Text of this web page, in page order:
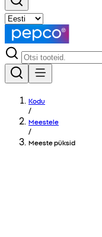
Kodu
/
Meestele
/
Meeste püksid